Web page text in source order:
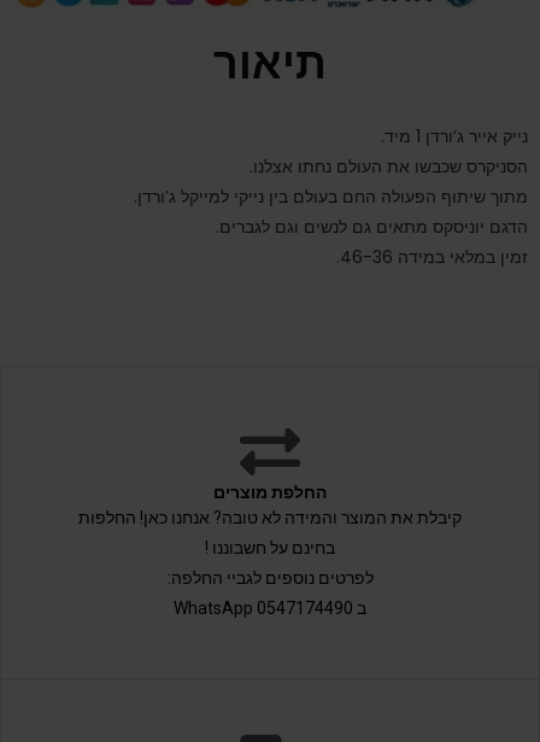
תיאור
נייק אייר ג’ורדן 1 מיד.
הסניקרס שכבשו את העולם נחתו אצלנו.
מתוך שיתוף הפעולה החם בעולם בין נייקי למייקל ג’ורדן.
הדגם יוניסקס מתאים גם לנשים וגם לגברים.
זמין במלאי במידה 46-36.
החלפת מוצרים
קיבלת את המוצר והמידה לא טובה? אנחנו כאן! החלפות
בחינם על חשבוננו !
לפרטים נוספים לגביי החלפה:
ב 0547174490 WhatsApp